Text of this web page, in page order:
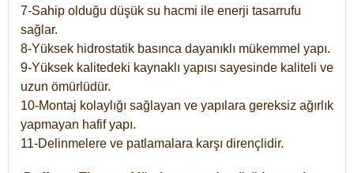
7-Sahip olduğu düşük su hacmi ile enerji tasarrufu
sağlar.
8-Yüksek hidrostatik basınca dayanıklı mükemmel yapı.
9-Yüksek kalitedeki kaynaklı yapısı sayesinde kaliteli ve
uzun ömürlüdür.
10-Montaj kolaylığı sağlayan ve yapılara gereksiz ağırlık
yapmayan hafif yapı.
11-Delinmelere ve patlamalara karşı dirençlidir.